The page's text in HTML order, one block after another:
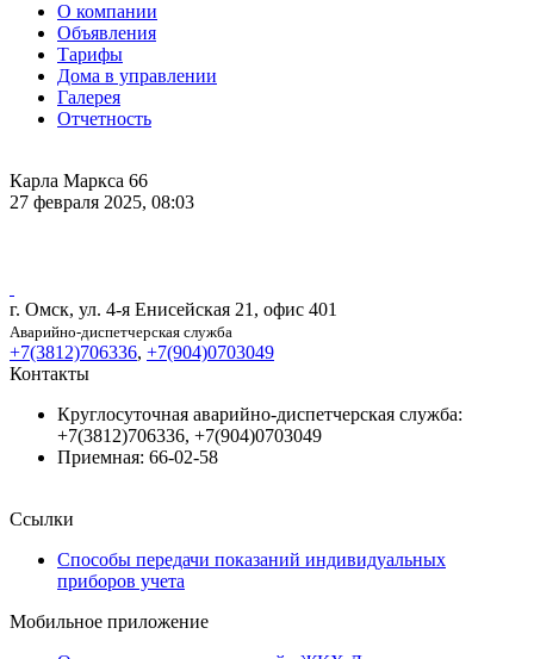
О компании
Объявления
Тарифы
Дома в управлении
Галерея
Отчетность
Карла Маркса 66
27 февраля 2025, 08:03
г. Омск, ул. 4-я Енисейская 21, офис 401
Аварийно-диспетчерская служба
+7(3812)706336, +7(904)0703049
Контакты
Круглосуточная аварийно-диспетчерская служба:
+7(3812)706336, +7(904)0703049
Приемная: 66-02-58
Ссылки
Способы передачи показаний индивидуальных
приборов учета
Мобильное приложение